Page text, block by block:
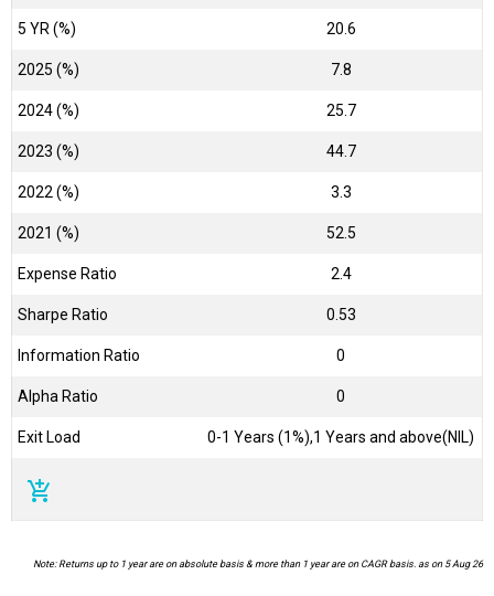
5 YR (%) 20.6
2025 (%) 7.8
2024 (%) 25.7
2023 (%) 44.7
2022 (%) 3.3
2021 (%) 52.5
Expense Ratio 2.4
Sharpe Ratio 0.53
Information Ratio 0
Alpha Ratio 0
Exit Load 0-1 Years (1%),1 Years and above(NIL)
add_shopping_cart
Note: Returns up to 1 year are on absolute basis & more than 1 year are on CAGR basis. as on 5 Aug 26